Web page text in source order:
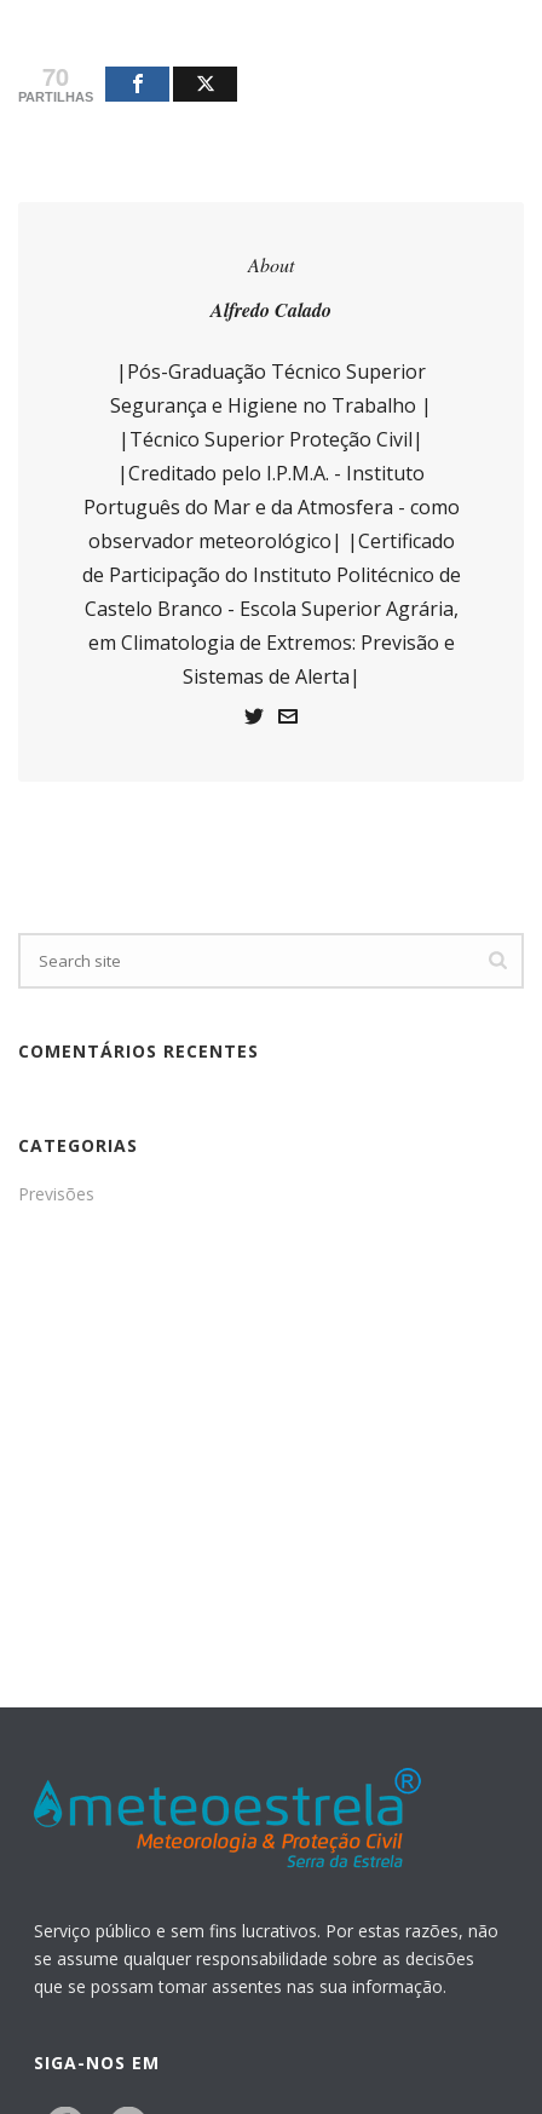
70
PARTILHAS
About
Alfredo Calado
|Pós-Graduação Técnico Superior
Segurança e Higiene no Trabalho |
|Técnico Superior Proteção Civil|
|Creditado pelo I.P.M.A. - Instituto
Português do Mar e da Atmosfera - como
observador meteorológico| |Certificado
de Participação do Instituto Politécnico de
Castelo Branco - Escola Superior Agrária,
em Climatologia de Extremos: Previsão e
Sistemas de Alerta|
COMENTÁRIOS RECENTES
CATEGORIAS
Previsões
Serviço público e sem fins lucrativos. Por estas razões, não
se assume qualquer responsabilidade sobre as decisões
que se possam tomar assentes nas sua informação.
SIGA-NOS EM